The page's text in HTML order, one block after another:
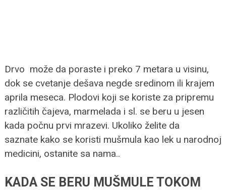
Drvo može da poraste i preko 7 metara u visinu,
dok se cvetanje dešava negde sredinom ili krajem
aprila meseca. Plodovi koji se koriste za pripremu
različitih čajeva, marmelada i sl. se beru u jesen
kada počnu prvi mrazevi. Ukoliko želite da
saznate kako se koristi mušmula kao lek u narodnoj
medicini, ostanite sa nama..
KADA SE BERU MUŠMULE TOKOM